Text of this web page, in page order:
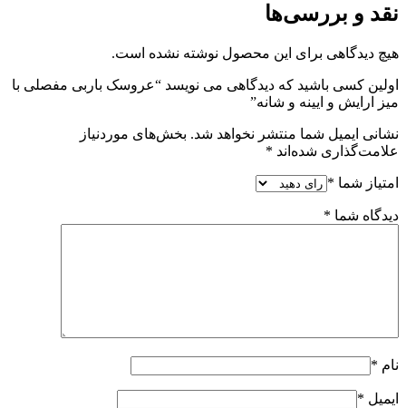
نقد و بررسی‌ها
هیچ دیدگاهی برای این محصول نوشته نشده است.
اولین کسی باشید که دیدگاهی می نویسد “عروسک باربی مفصلی با
میز ارایش و ایینه و شانه”
نشانی ایمیل شما منتشر نخواهد شد. بخش‌های موردنیاز
علامت‌گذاری شده‌اند *
امتیاز شما *
دیدگاه شما *
نام *
ایمیل *